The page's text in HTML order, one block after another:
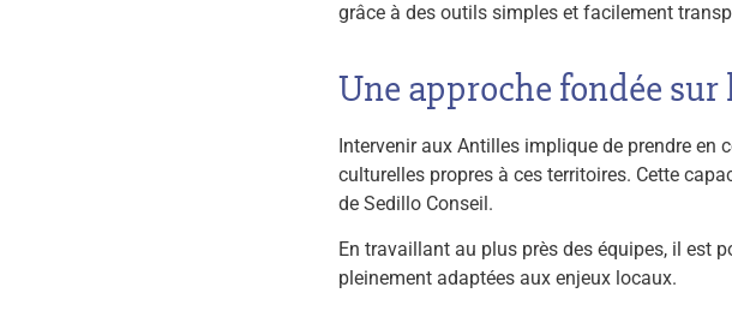
grâce à des outils simples et facilement
Une approche fondée
Intervenir aux Antilles implique de prendre
culturelles propres à ces territoires. Cette
de Sedillo Conseil.
En travaillant au plus près des équipes, il est
pleinement adaptées aux enjeux locaux.